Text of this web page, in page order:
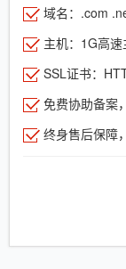
域名：.com
主机：1G高
SSL证书：
免费协助备案
终身售后保障